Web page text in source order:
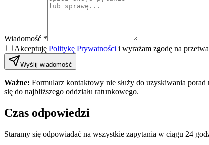
Wiadomość *
Akceptuję Politykę Prywatności i wyrażam zgodę na
Wyślij wiadomość
Ważne: Formularz kontaktowy nie służy do uzyskiwania
się do najbliższego oddziału ratunkowego.
Czas odpowiedzi
Staramy się odpowiadać na wszystkie zapytania w ciągu 24